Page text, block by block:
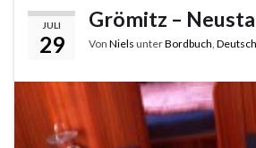
JULI
29
Grömitz –
Von Niels unterBordbuch